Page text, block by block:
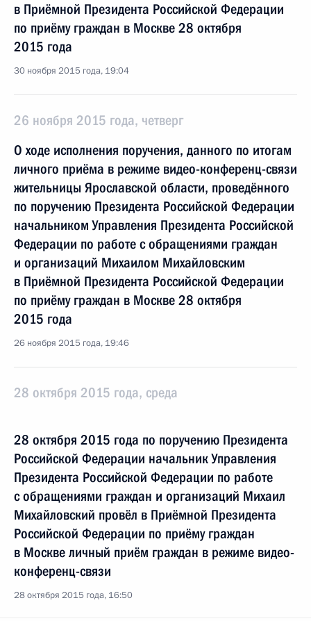
в Приёмной Президента Российской Федерации
по приёму граждан в Москве 28 октября
2015 года
30 ноября 2015 года, 19:04
26 ноября 2015 года, четверг
О ходе исполнения поручения, данного по итогам
личного приёма в режиме видео-конференц-связи
жительницы Ярославской области, проведённого
по поручению Президента Российской Федерации
начальником Управления Президента Российской
Федерации по работе с обращениями граждан
и организаций Михаилом Михайловским
в Приёмной Президента Российской Федерации
по приёму граждан в Москве 28 октября
2015 года
26 ноября 2015 года, 19:46
28 октября 2015 года, среда
28 октября 2015 года по поручению Президента
Российской Федерации начальник Управления
Президента Российской Федерации по работе
с обращениями граждан и организаций Михаил
Михайловский провёл в Приёмной Президента
Российской Федерации по приёму граждан
в Москве личный приём граждан в режиме видео-
конференц-связи
28 октября 2015 года, 16:50